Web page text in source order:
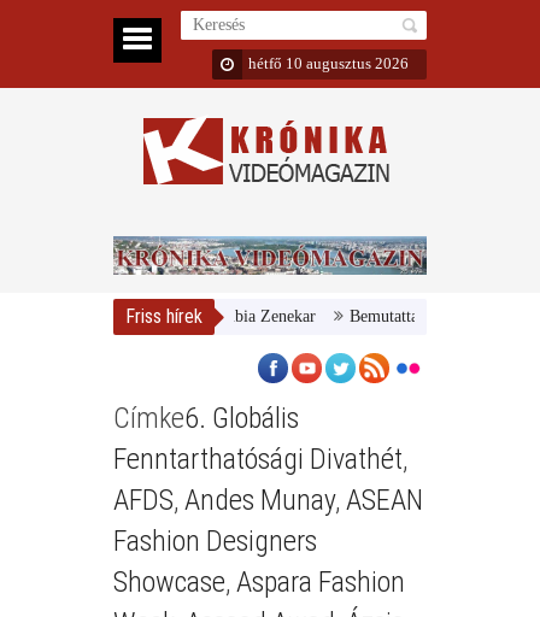
hétfő 10 augusztus 2026
Friss hírek
Nemzeti Galéria és a Danubia Zenekar Bemutatta 2024/25-ös
Címke6. Globális
Fenntarthatósági Divathét,
AFDS, Andes Munay, ASEAN
Fashion Designers
Showcase, Aspara Fashion